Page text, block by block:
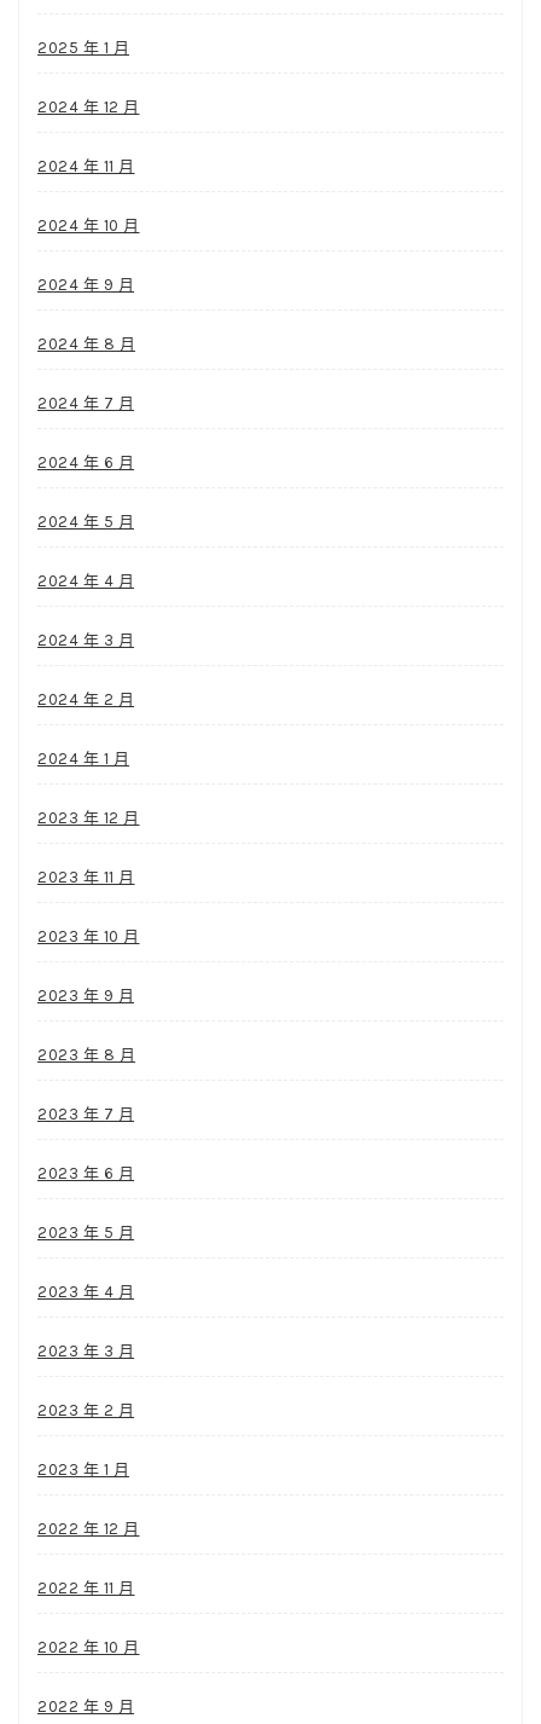
2025 年 1 月
2024 年 12 月
2024 年 11 月
2024 年 10 月
2024 年 9 月
2024 年 8 月
2024 年 7 月
2024 年 6 月
2024 年 5 月
2024 年 4 月
2024 年 3 月
2024 年 2 月
2024 年 1 月
2023 年 12 月
2023 年 11 月
2023 年 10 月
2023 年 9 月
2023 年 8 月
2023 年 7 月
2023 年 6 月
2023 年 5 月
2023 年 4 月
2023 年 3 月
2023 年 2 月
2023 年 1 月
2022 年 12 月
2022 年 11 月
2022 年 10 月
2022 年 9 月